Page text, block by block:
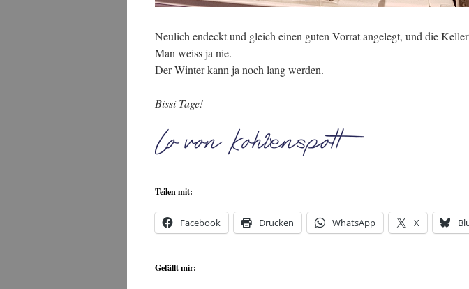
Neulich endeckt und gleich einen guten Vorrat angelegt, und die
Man weiss ja nie.
Der Winter kann ja noch lang werden.
Bissi Tage!
Teilen mit:
Facebook Drucken WhatsApp X
Gefällt mir: